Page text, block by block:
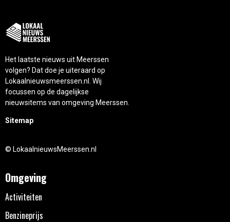
Het laatste nieuws uit Meerssen
volgen? Dat doe je uiteraard op
Lokaalnieuwsmeerssen.nl. Wij
focussen op de dagelijkse
nieuwsitems van omgeving Meerssen.
Sitemap
© LokaalnieuwsMeerssen.nl
Omgeving
Activiteiten
Benzineprijs